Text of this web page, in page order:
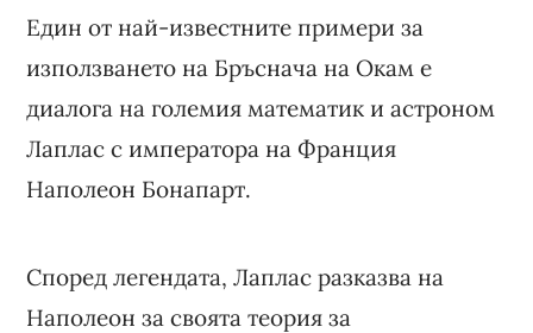
Един от най-известните примери за
използването на Бръснача на Окам е
диалога на големия математик и астроном
Лаплас с императора на Франция
Наполеон Бонапарт.
Според легендата, Лаплас разказва на
Наполеон за своята теория за